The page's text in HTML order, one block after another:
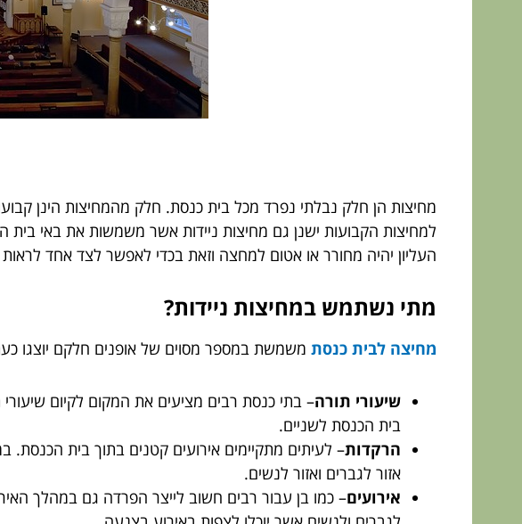
מחיצות הן חלק נבלתי נפרד מכל בית כנסת. חלק מהמחיצות הינן
למחיצות הקבועות ישנן גם מחיצות ניידות אשר משמשות את באי בית
העליון יהיה מחורר או אטום למחצה וזאת בכדי לאפשר לצד אחד
מתי נשתמש במחיצות ניידות?
מחיצה לבית כנסת משמשת במספר מסוים של אופנים חלקם יוצגו
שיעורי תורה– בתי כנסת רבים מציעים את המקום לקיום
בית הכנסת לשניים.
הרקדות– לעיתים מתקיימים אירועים קטנים בתוך בית
אזור לגברים ואזור לנשים.
אירועים– כמו בן עבור רבים חשוב לייצר הפרדה גם במהלך